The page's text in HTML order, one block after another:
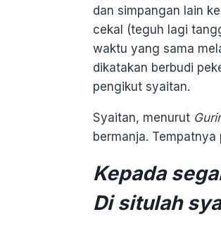
dan simpangan lain
cekal (teguh lagi
waktu yang sama
dikatakan berbudi
pengikut syaitan.
Syaitan, menurut
bermanja.
Kepada
Di situlah